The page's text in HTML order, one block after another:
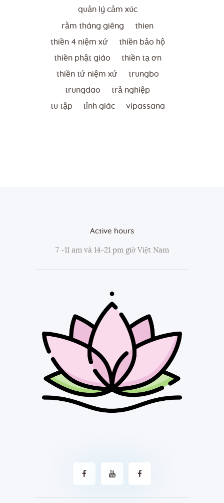
quản lý cảm xúc
rằm tháng giêng thien
thiền 4 niệm xứ thiền bảo hộ
thiền phật giáo thiền tạ ơn
thiền tứ niệm xứ trungbo
trungdao trả nghiệp
tu tập tỉnh giác vipassana
Active hours
7 -11 am và 14-21 pm giờ Việt Nam